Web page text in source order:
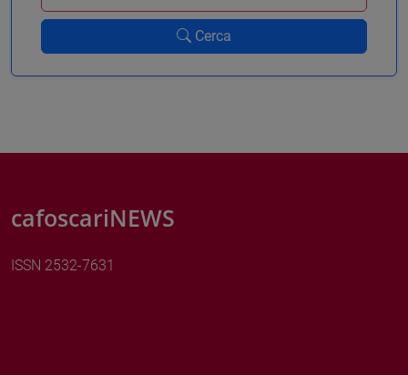
Cerca
cafoscariNEWS
ISSN 2532-7631